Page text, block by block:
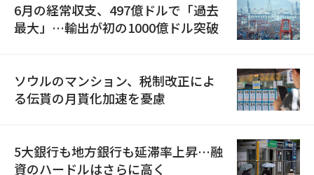
6月の経常収支、497億ドルで「過去
最大」…輸出が初の1000億ドル突破
ソウルのマンション、税制改正によ
る伝貰の月貰化加速を憂慮
5大銀行も地方銀行も延滞率上昇…融
資のハードルはさらに高く